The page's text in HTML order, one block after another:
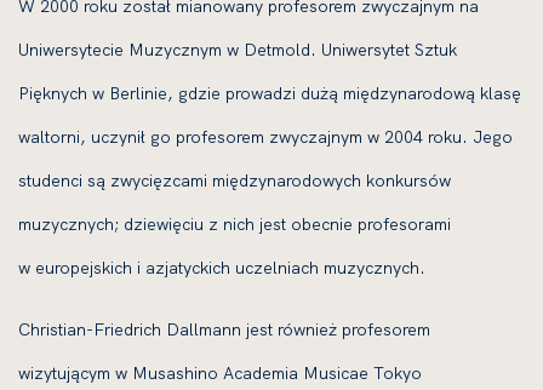
W 2000 roku został mianowany profesorem zwyczajnym na
Uniwersytecie Muzycznym w Detmold. Uniwersytet Sztuk
Pięknych w Berlinie, gdzie prowadzi dużą międzynarodową klasę
waltorni, uczynił go profesorem zwyczajnym w 2004 roku. Jego
studenci są zwycięzcami międzynarodowych konkursów
muzycznych; dziewięciu z nich jest obecnie profesorami
w europejskich i azjatyckich uczelniach muzycznych.
Christian-Friedrich Dallmann jest również profesorem
wizytującym w Musashino Academia Musicae Tokyo